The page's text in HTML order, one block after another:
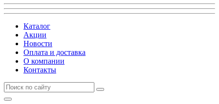
Каталог
Акции
Новости
Оплата и доставка
О компании
Контакты